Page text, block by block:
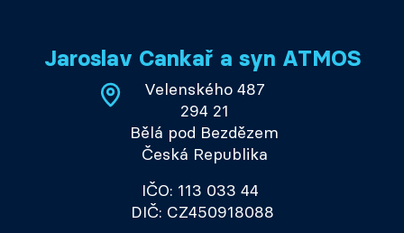
Jaroslav Cankař a syn ATMOS
Velenského 487
294 21
Bělá pod Bezdězem
Česká Republika
IČO: 113 033 44
DIČ: CZ450918088